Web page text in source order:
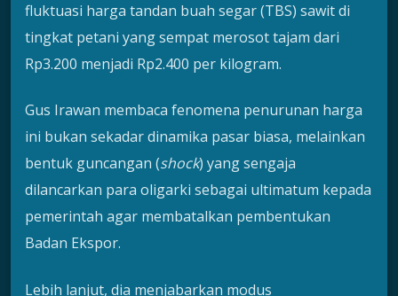
fluktuasi harga tandan buah segar (TBS) sawit di
tingkat petani yang sempat merosot tajam dari
Rp3.200 menjadi Rp2.400 per kilogram.
Gus Irawan membaca fenomena penurunan harga
ini bukan sekadar dinamika pasar biasa, melainkan
bentuk guncangan (shock) yang sengaja
dilancarkan para oligarki sebagai ultimatum kepada
pemerintah agar membatalkan pembentukan
Badan Ekspor.
Lebih lanjut, dia menjabarkan modus